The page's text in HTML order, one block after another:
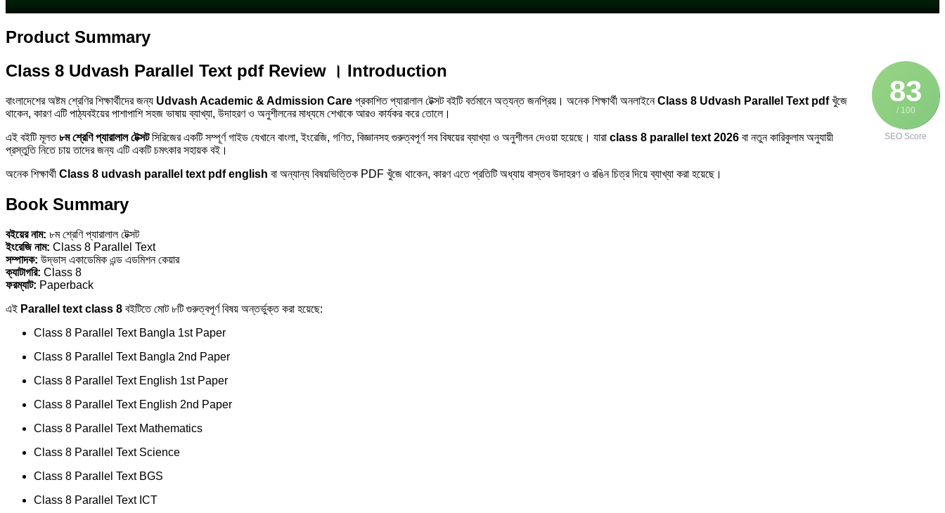
Product Summary
83
/ 100
SEO Score
Class 8 Udvash Parallel Text pdf Review । Introduction
বাংলাদেশের অষ্টম শ্রেণির শিক্ষার্থীদের জন্য Udvash Academic & Admission Care প্রকাশিত প্যারালাল টেক্সট বইটি বর্তমানে অত্যন্ত জনপ্রিয়। অনেক শিক্ষার্থী অনলাইনেClass 8 Udvash Parallel Text pdfখুঁজে
থাকেন, কারণ এটি পাঠ্যবইয়ের পাশাপাশি সহজ ভাষায় ব্যাখ্যা, উদাহরণ ও অনুশীলনের মাধ্যমে শেখাকে আরও কার্যকর করে তোলে।
এই বইটি মূলত৮ম শ্রেণি প্যারালাল টেক্সটসিরিজের একটি সম্পূর্ণ গাইড যেখানে বাংলা, ইংরেজি, গণিত, বিজ্ঞানসহ গুরুত্বপূর্ণ সব বিষয়ের ব্যাখ্যা ও অনুশীলন দেওয়া হয়েছে। যারা class 8 parallel text 2026 বা নতুন কারিকুলাম অনুযায়ী
প্রস্তুতি নিতে চায় তাদের জন্য এটি একটি চমৎকার সহায়ক বই।
অনেক শিক্ষার্থী Class 8 udvash parallel text pdf english বা অন্যান্য বিষয়ভিত্তিক PDF খুঁজে থাকেন, কারণ এতে প্রতিটি অধ্যায় বাস্তব উদাহরণ ও রঙিন চিত্র দিয়ে ব্যাখ্যা করা হয়েছে।
Book Summary
বইয়ের নাম: ৮ম শ্রেণি প্যারালাল টেক্সট
ইংরেজি নাম: Class 8 Parallel Text
সম্পাদক: উদ্ভাস একাডেমিক এন্ড এডমিশন কেয়ার
ক্যাটাগরি: Class 8
ফরম্যাট: Paperback
এই Parallel text class 8 বইটিতে মোট ৮টি গুরুত্বপূর্ণ বিষয় অন্তর্ভুক্ত করা হয়েছে:
Class 8 Parallel Text Bangla 1st Paper
Class 8 Parallel Text Bangla 2nd Paper
Class 8 Parallel Text English 1st Paper
Class 8 Parallel Text English 2nd Paper
Class 8 Parallel Text Mathematics
Class 8 Parallel Text Science
Class 8 Parallel Text BGS
Class 8 Parallel Text ICT